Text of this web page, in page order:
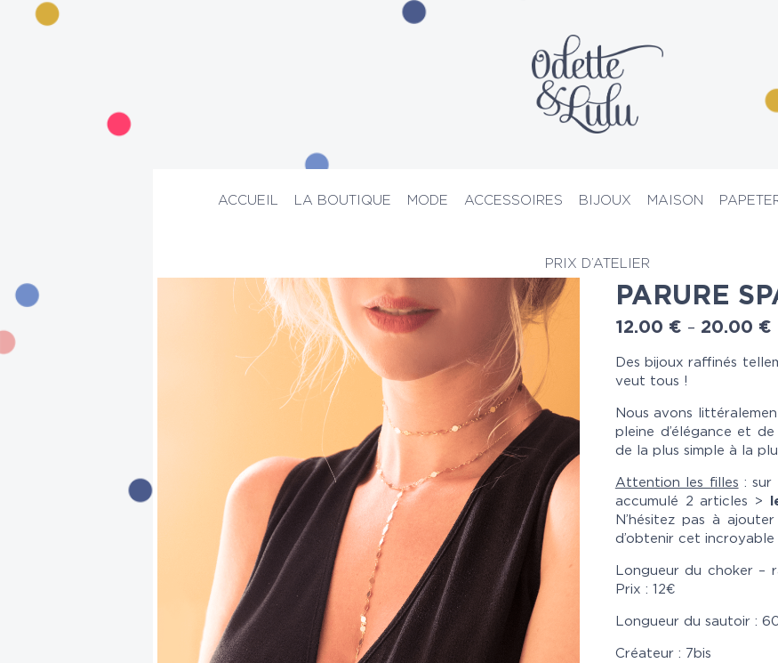
ACCUEIL LA BOUTIQUE MODE ACCESSOIRES BIJOUX MAISON
PRIX D’ATELIER
PARURE
12.00 € – 20.00 €
Des bijoux raffinés
veut tous !
Nous avons
pleine d’élégance et
de la plus simple à la
Attention les filles : sur
accumulé 2 articles >
N’hésitez pas à
d’obtenir cet
Longueur du choker –
Prix : 12€
Longueur du sautoir :
Créateur : 7bis